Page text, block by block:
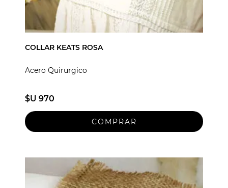
COLLAR KEATS ROSA
Acero Quirurgico
$U 970